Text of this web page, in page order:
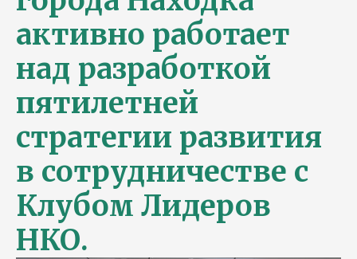
активно работает
над разработкой
пятилетней
стратегии развития
в сотрудничестве с
Клубом Лидеров
НКО.